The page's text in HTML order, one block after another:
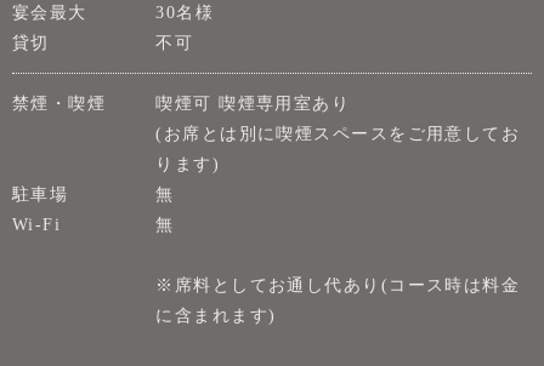
宴会最大
30名様
貸切
不可
禁煙・喫煙
喫煙可 喫煙専用室あり
(お席とは別に喫煙スペースをご用意してお
ります)
駐車場
無
Wi-Fi
無
※席料としてお通し代あり(コース時は料金
に含まれます)